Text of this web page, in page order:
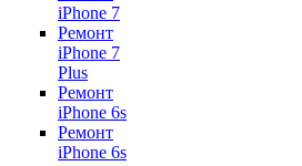
iPhone 7
Ремонт
iPhone 7
Plus
Ремонт
iPhone 6s
Ремонт
iPhone 6s